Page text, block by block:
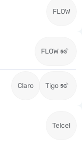
FLOW
FLOW
Claro Tigo
Telcel